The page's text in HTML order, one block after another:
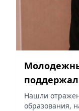
новой
Нашли
образования,